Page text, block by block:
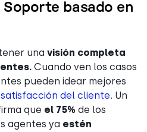
basado en
una visión completa
Cuando ven los casos
pueden idear mejores
del cliente. Un
que el 75% de los
agentes ya estén